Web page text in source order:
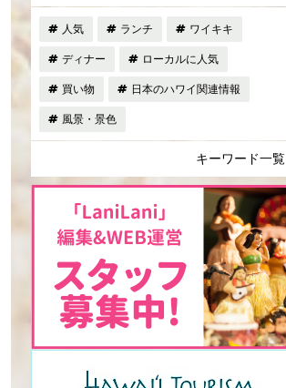
人気 ランチ ワイキキ
ディナー ローカルに人気
買い物 日本のハワイ関連情報
風景・景色
キーワード一覧